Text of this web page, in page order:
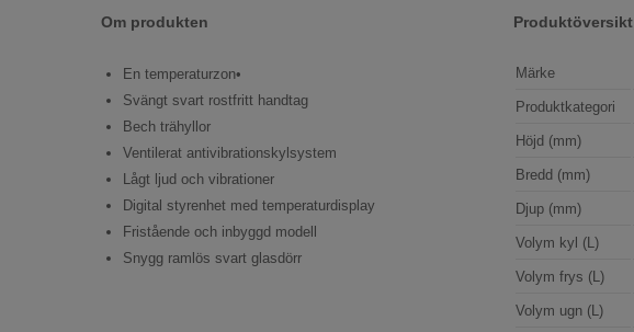
Om produkten
En temperaturzon•
Svängt svart rostfritt handtag
Bech trähyllor
Ventilerat antivibrationskylsystem
Lågt ljud och vibrationer
Digital styrenhet med temperaturdisplay
Fristående och inbyggd modell
Snygg ramlös svart glasdörr
Produktöversikt
Märke
Produktkategori
Höjd (mm)
Bredd (mm)
Djup (mm)
Volym kyl (L)
Volym frys (L)
Volym ugn (L)